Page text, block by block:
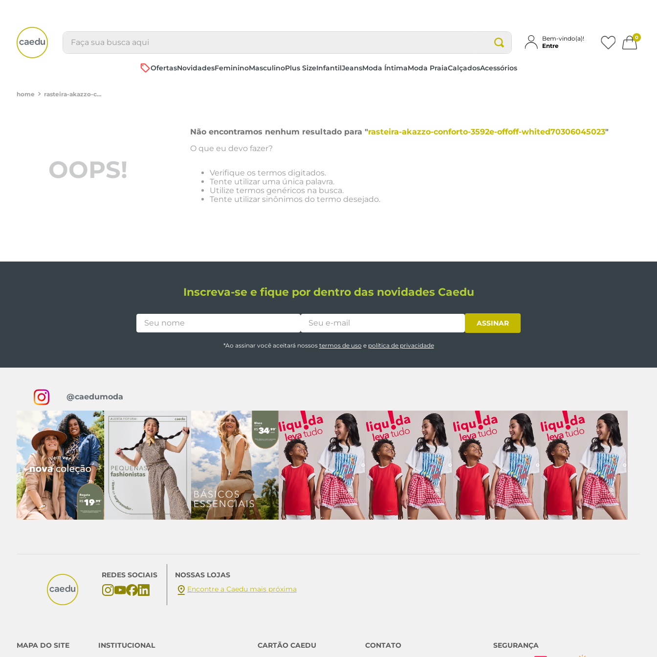
Faça sua busca aqui
Bem-vindo(a)!
Entre
0
OfertasNovidadesFemininoMasculinoPlus SizeInfantilJeansModa ÍntimaModa PraiaCalçadosAcessórios
rasteira-akazzo-conforto-3592e-offoff-whited70306045023
OOPS!
Não encontramos nenhum resultado para "rasteira-akazzo-conforto-3592e-offoff-whited70306045023"
O que eu devo fazer?
Verifique os termos digitados.
Tente utilizar uma única palavra.
Utilize termos genéricos na busca.
Tente utilizar sinônimos do termo desejado.
Inscreva-se e fique por dentro das novidades Caedu
ASSINAR
*Ao assinar você aceitará nossos termos de uso e política de privacidade
@caedumoda
REDES SOCIAIS
NOSSAS LOJAS
Encontre a Caedu mais próxima
MAPA DO SITE INSTITUCIONAL CARTÃO CAEDU CONTATO SEGURANÇA